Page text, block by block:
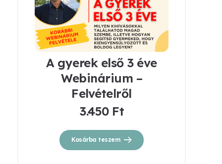
A gyerek első 3 éve
Webinárium –
Felvételről
3.450 Ft
Kosárba teszem